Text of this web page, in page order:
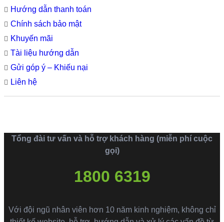
Hướng dẫn thanh toán
Chính sách bảo mật
Khuyến mãi
Tài liệu hướng dẫn
Gửi góp ý – Khiếu nại
Liên hệ
Tổng đài tư vấn và hỗ trợ khách hàng (miễn phí cuộc
gọi)
1800 6319
Với đội ngũ nhân viên hơn 10 năm kinh nghiệm, không chỉ